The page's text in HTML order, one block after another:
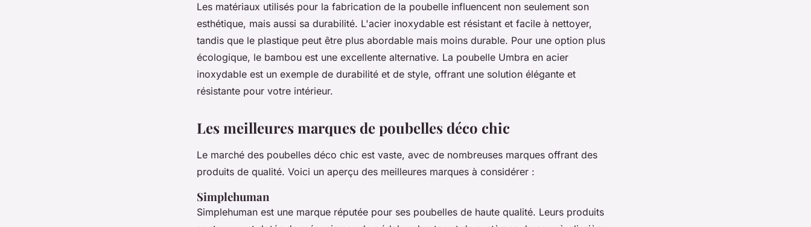
Les matériaux utilisés pour la fabrication de la poubelle influencent non seulement son
esthétique, mais aussi sa durabilité. L'acier inoxydable est résistant et facile à nettoyer,
tandis que le plastique peut être plus abordable mais moins durable. Pour une option plus
écologique, le bambou est une excellente alternative. La poubelle Umbra en acier
inoxydable est un exemple de durabilité et de style, offrant une solution élégante et
résistante pour votre intérieur.
Les meilleures marques de poubelles déco chic
Le marché des poubelles déco chic est vaste, avec de nombreuses marques offrant des
produits de qualité. Voici un aperçu des meilleures marques à considérer :
Simplehuman
Simplehuman est une marque réputée pour ses poubelles de haute qualité. Leurs produits